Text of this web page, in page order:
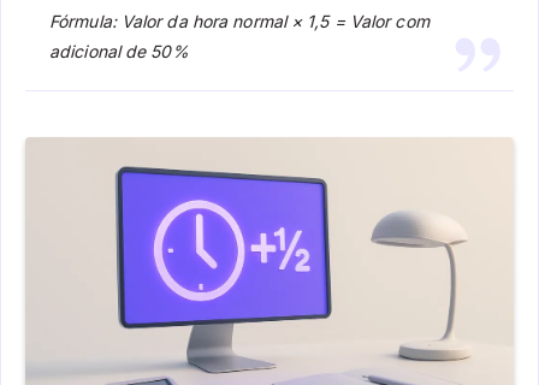
Fórmula: Valor da hora normal × 1,5 = Valor com
adicional de 50%